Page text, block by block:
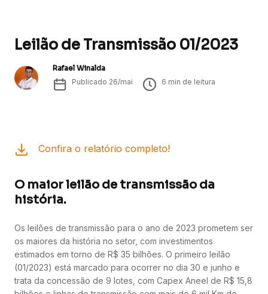
Leilão de Transmissão 01/2023
Rafael Winalda
Publicado 26/mai 6 min de leitura
Confira o relatório completo!
O maior leilão de transmissão da
história.
Os leilões de transmissão para o ano de 2023 prometem ser
os maiores da história no setor, com investimentos
estimados em torno de R$ 35 bilhões. O primeiro leilão
(01/2023) está marcado para ocorrer no dia 30 e junho e
trata da concessão de 9 lotes, com Capex Aneel de R$ 15,8